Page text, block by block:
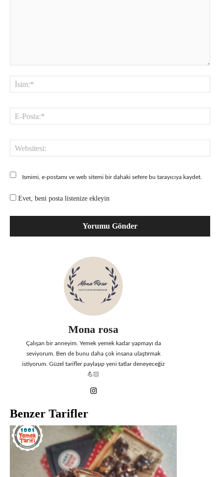
Ismimi, e-postamı ve web sitemi bir dahaki sefere bu tarayıcıya kaydet.
Evet, beni posta listenize ekleyin
Mona rosa
Çalışan bir anneyim. Yemek yemek kadar yapmayı da
seviyorum. Ben de bunu daha çok insana ulaştırmak
istiyorum. Güzel tarifler paylaşıp yeni tatlar deneyeceğiz
💪🏻
Benzer Tarifler